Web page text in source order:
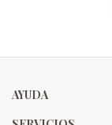
AYUDA